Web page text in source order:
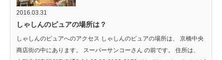
2016.03.31
しゃしんのピュアの場所は？
しゃしんのピュアへのアクセス しゃしんのピュアの場所は、 京橋中央
商店街の中にあります。 スーパーサンコーさん の前です。 住所は、